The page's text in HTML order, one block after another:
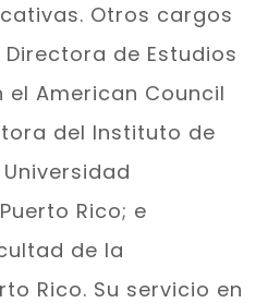
Otros cargos
de Estudios
American Council
del Instituto de
Rico; e
de la
Rico. Su servicio en